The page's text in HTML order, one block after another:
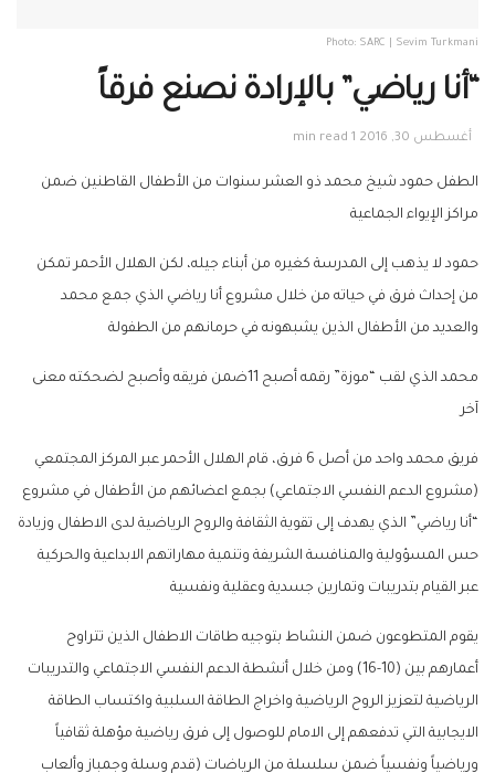
Photo: SARC | Sevim Turkmani
“أنا رياضي” بالإرادة نصنع فرقاً
أغسطس 30, 2016 1 min read
الطفل حمود شيخ محمد ذو العشر سنوات من الأطفال القاطنين ضمن
مراكز الإيواء الجماعية
حمود لا يذهب إلى المدرسة كغيره من أبناء جيله، لكن الهلال الأحمر تمكن
من إحداث فرق في حياته من خلال مشروع أنا رياضي الذي جمع محمد
والعديد من الأطفال الذين يشبهونه في حرمانهم من الطفولة
محمد الذي لقب “موزة” رقمه أصبح 11ضمن فريقه وأصبح لضحكته معنى
آخر
فريق محمد واحد من أصل 6 فرق، قام الهلال الأحمر عبر المركز المجتمعي
(مشروع الدعم النفسي الاجتماعي) بجمع اعضائهم من الأطفال في مشروع
“أنا رياضي” الذي يهدف إلى تقوية الثقافة والروح الرياضية لدى الاطفال وزيادة
حس المسؤولية والمنافسة الشريفة وتنمية مهاراتهم الابداعية والحركية
عبر القيام بتدريبات وتمارين جسدية وعقلية ونفسية
يقوم المتطوعون ضمن النشاط بتوجيه طاقات الاطفال الذين تتراوح
أعمارهم بين (10-16) ومن خلال أنشطة الدعم النفسي الاجتماعي والتدريبات
الرياضية لتعزيز الروح الرياضية واخراج الطاقة السلبية واكتساب الطاقة
الايجابية التي تدفعهم إلى الامام للوصول إلى فرق رياضية مؤهلة ثقافياً
ورياضياً ونفسياً ضمن سلسلة من الرياضات (قدم وسلة وجمباز وألعاب